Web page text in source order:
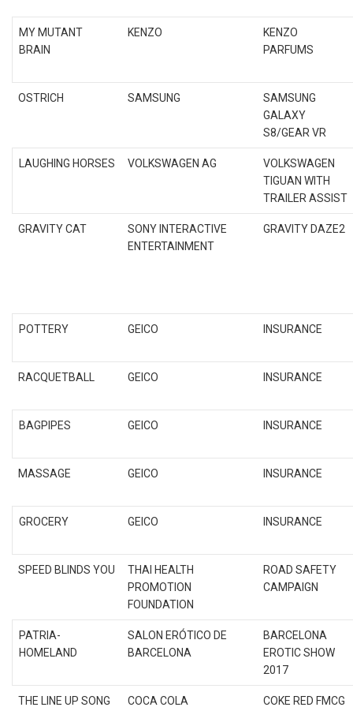
MY MUTANT
BRAIN
KENZO
KENZO
PARFUMS
OSTRICH SAMSUNG
SAMSUNG
GALAXY
S8/GEAR VR
LAUGHING HORSES VOLKSWAGEN AG
VOLKSWAGEN
TIGUAN WITH
TRAILER ASSIST
GRAVITY CAT
SONY INTERACTIVE
ENTERTAINMENT
GRAVITY DAZE2
POTTERY GEICO INSURANCE
RACQUETBALL GEICO INSURANCE
BAGPIPES GEICO INSURANCE
MASSAGE GEICO INSURANCE
GROCERY GEICO INSURANCE
SPEED BLINDS YOU
THAI HEALTH
PROMOTION
FOUNDATION
ROAD SAFETY
CAMPAIGN
PATRIA-
HOMELAND
SALON ERÓTICO DE
BARCELONA
BARCELONA
EROTIC SHOW
2017
THE LINE UP SONG COCA COLA COKE RED FMCG